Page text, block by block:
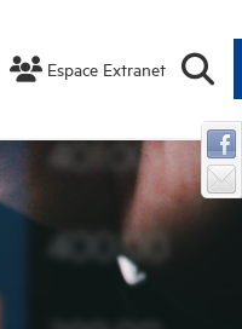
Espace Extranet